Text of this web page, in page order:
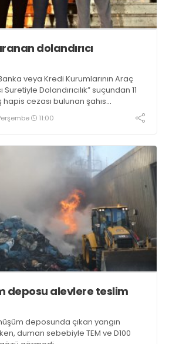
dolandırıcı
veya Kredi Kurumlarının Araç
Dolandırıcılık” suçundan 11
hapis cezası bulunan şahıs
11:00
deposu alevlere teslim
deposunda çıkan yangın
duman sebebiyle TEM ve D100